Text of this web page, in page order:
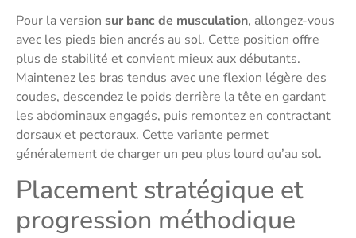
Pour la version sur banc de musculation, allongez-vous
avec les pieds bien ancrés au sol. Cette position offre
plus de stabilité et convient mieux aux débutants.
Maintenez les bras tendus avec une flexion légère des
coudes, descendez le poids derrière la tête en gardant
les abdominaux engagés, puis remontez en contractant
dorsaux et pectoraux. Cette variante permet
généralement de charger un peu plus lourd qu’au sol.
Placement stratégique et
progression méthodique